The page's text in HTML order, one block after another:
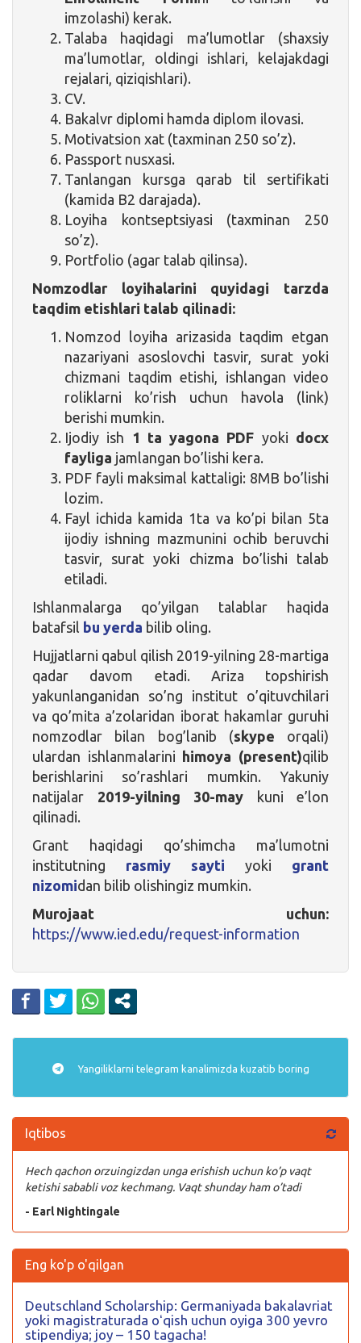
imzolashi) kerak.
Talaba haqidagi ma’lumotlar (shaxsiy
ma’lumotlar, oldingi ishlari, kelajakdagi
rejalari, qiziqishlari).
CV.
Bakalvr diplomi hamda diplom ilovasi.
Motivatsion xat (taxminan 250 so’z).
Passport nusxasi.
Tanlangan kursga qarab til sertifikati
(kamida B2 darajada).
Loyiha kontseptsiyasi (taxminan 250
so’z).
Portfolio (agar talab qilinsa).
Nomzodlar loyihalarini quyidagi tarzda
taqdim etishlari talab qilinadi:
Nomzod loyiha arizasida taqdim etgan
nazariyani asoslovchi tasvir, surat yoki
chizmani taqdim etishi, ishlangan video
roliklarni ko’rish uchun havola (link)
berishi mumkin.
Ijodiy ish
1 ta yagona PDF yoki docx
fayliga jamlangan bo’lishi kera.
PDF fayli maksimal kattaligi: 8MB bo’lishi
lozim.
Fayl ichida kamida 1ta va ko’pi bilan 5ta
ijodiy ishning mazmunini ochib beruvchi
tasvir, surat yoki chizma bo’lishi talab
etiladi.
Ishlanmalarga qo’yilgan talablar haqida
batafsil bu yerda bilib oling.
Hujjatlarni qabul qilish 2019-yilning 28-martiga
qadar davom etadi. Ariza topshirish
yakunlanganidan so’ng institut o’qituvchilari
va qo’mita a’zolaridan iborat hakamlar guruhi
nomzodlar bilan bog’lanib (skype orqali)
ulardan ishlanmalarini himoya (present)qilib
berishlarini so’rashlari mumkin. Yakuniy
natijalar 2019-yilning 30-may kuni e’lon
qilinadi.
Grant haqidagi qo’shimcha ma’lumotni
institutning rasmiy sayti yoki grant
nizomidan bilib olishingiz mumkin.
Murojaat uchun:
https://www.ied.edu/request-information
Yangiliklarni telegram kanalimizda kuzatib boring
Iqtibos
Hech qachon orzuingizdan unga erishish uchun ko’p vaqt
ketishi sababli voz kechmang. Vaqt shunday ham o’tadi
- Earl Nightingale
Eng ko'p o'qilgan
Deutschland Scholarship: Germaniyada bakalavriat
yoki magistraturada oʻqish uchun oyiga 300 yevro
stipendiya; joy – 150 tagacha!